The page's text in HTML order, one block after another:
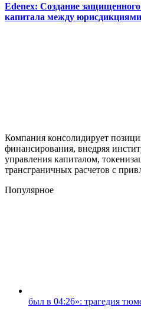
Edenex: Создание
капитала между юрисдикциями
Компания консолидирует
финансирования, внедряя
управления капиталом,
трансграничных расчетов с
Популярное
был в 04:26»: трагедия